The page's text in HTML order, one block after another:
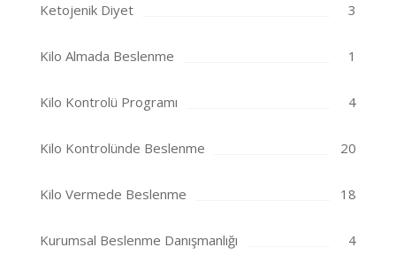
Ketojenik Diyet 3
Kilo Almada Beslenme 1
Kilo Kontrolü Programı 4
Kilo Kontrolünde Beslenme 20
Kilo Vermede Beslenme 18
Kurumsal Beslenme Danışmanlığı 4